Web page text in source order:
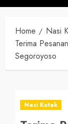
Menu
Home
Nasi
Terima
Segoroyoso
Nasi Kotak